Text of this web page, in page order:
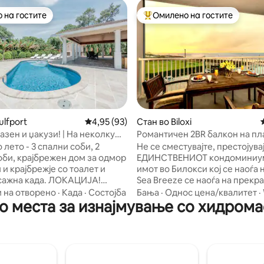
5, 122 рецензии
гостите
гостите
Просечна оцена: 4,95 од 5, 93 рецензии
4,95 (93)
и џакузи! | На неколку
плажата! | За 6 лица
лето - 3 спални соби, 2
крајбрежен дом за одмор
крајбрежје со тоалет и
када. ЛОКАЦИЈА!
Бескрајното лето се наоѓа
источно од центарот на
на 15 минути западно од
на отворено · Када · Состојба
Меѓу најуспешните „Омилени
Омилено на гостите
Стан во Biloxi
Романтичен 2BR балкон на
Не се сместувајте,
ЕДИНСТВЕНИОТ
имот во Билокси кој се наоѓа
Sea Breeze се наоѓа на
шеталиште Biloxi, на пешачко
растојание од одлични
морска храна, локален
балконот на плажа или
Бања · Однос цена/квалитет ·
места за изнајмување со